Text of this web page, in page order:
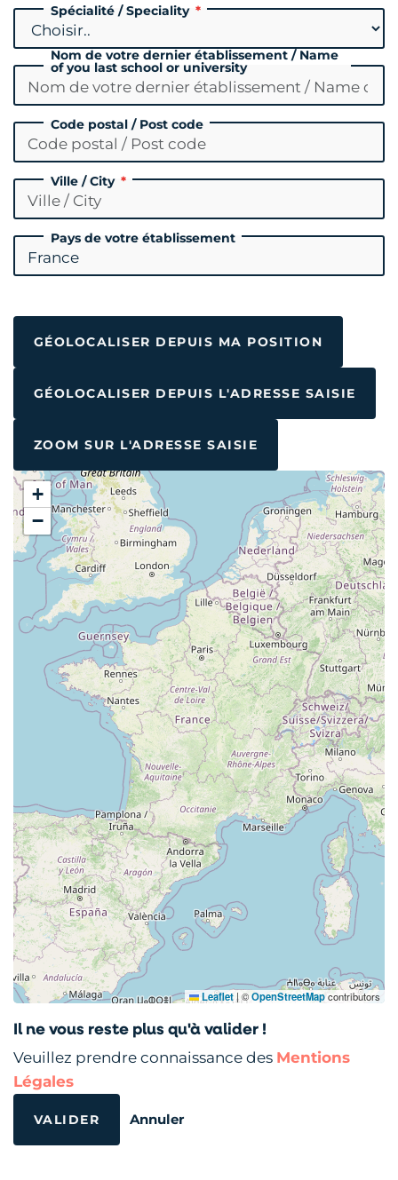
Spécialité / Speciality
Nom de votre dernier établissement / Name
of you last school or university
Code postal / Post code
Ville / City
Pays de votre établissement
GÉOLOCALISER DEPUIS MA POSITION
GÉOLOCALISER DEPUIS L'ADRESSE SAISIE
ZOOM SUR L'ADRESSE SAISIE
+
−
Leaflet|©OpenStreetMapcontributors
Il ne vous reste plus qu'à valider !
Veuillez prendre connaissance des Mentions
Légales
VALIDER Annuler